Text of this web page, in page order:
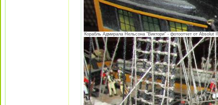
Корабль Адмирала Нельсона "Виктори" - фотоотчет от